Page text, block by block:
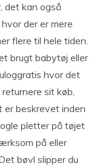
det kan også
der er mere
flere til hele tiden.
brugt babytøj eller
hvor det
sit køb,
er beskrevet inden
pletter på tøjet
på eller
bøvl slipper du